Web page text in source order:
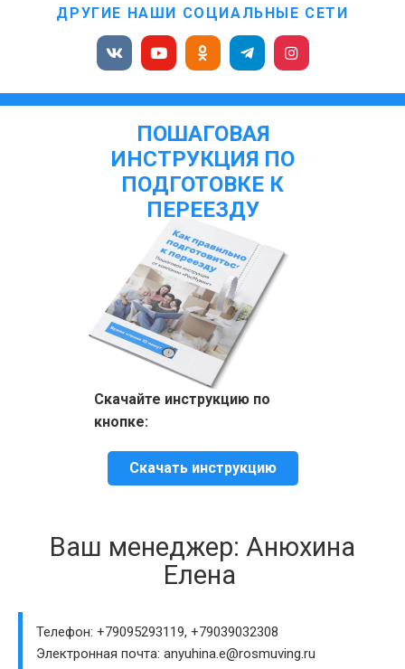
ДРУГИЕ НАШИ СОЦИАЛЬНЫЕ СЕТИ
ПОШАГОВАЯ
ИНСТРУКЦИЯ ПО
ПОДГОТОВКЕ К
ПЕРЕЕЗДУ
Скачайте инструкцию по
кнопке:
Скачать инструкцию
Ваш менеджер: Анюхина
Елена
Телефон: +79095293119, +79039032308
Электронная почта: anyuhina.e@rosmuving.ru